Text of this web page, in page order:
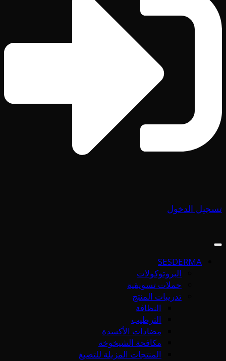
تسجيل الدخول
SESDERMA
البروتوكولات
حملات تسويقية
تدريبات المنتج
النظافة
الترطيب
مضادات الأكسدة
مكافحة الشيخوخة
المنتجات المزيلة للتصبغ